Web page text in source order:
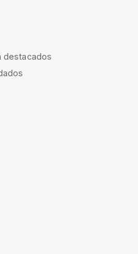
destacados